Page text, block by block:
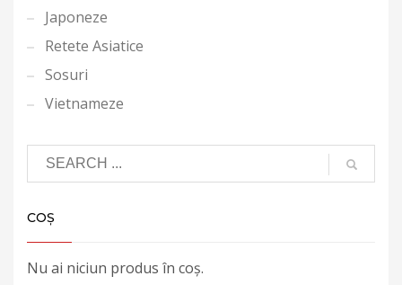
Japoneze
Retete Asiatice
Sosuri
Vietnameze
COȘ
Nu ai niciun produs în coș.